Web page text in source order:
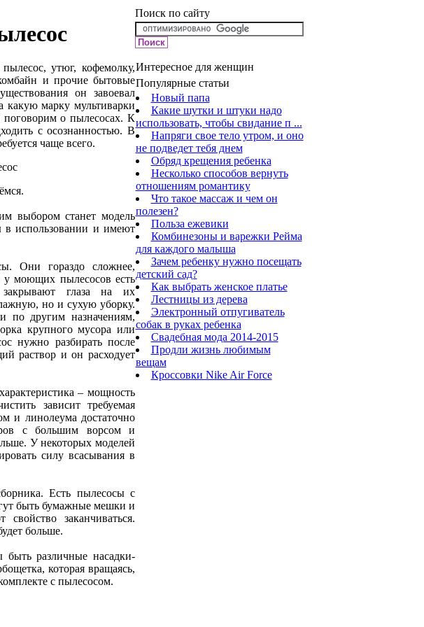
утюг, кофемолку,
и прочие бытовые
он завоевал
какую марку мультиварки
о пылесосах. К
с осознанностью. В
чаще всего.
выбором станет модель
в использовании и имеют
Они гораздо сложнее,
у моющих пылесосов есть
глаза на их
но и сухую уборку.
по другим назначениям,
крупного мусора или
нужно разбирать после
раствор и он расходует
– мощность
зависит требуемая
и линолеума достаточно
с большим ворсом и
У некоторых моделей
силу всасывания в
Есть пылесосы с
быть бумажные мешки и
заканчиваться.
больше.
быть различные насадки-
которая вращаясь,
с пылесосом.
Поиск по сайту
Интересное для женщин
Популярные статьи
Новый папа
Какие шутки и штуки надо
использовать, чтобы свидание п ...
Напряги свое тело утром, и оно
не подведет тебя днем
Обряд крещения ребенка
Несколько способов вернуть
отношениям романтику
Что такое массаж и чем он
полезен?
Польза ежевики
Комбинезоны и варежки Рейма
для каждого малыша
Зачем ребенку нужно посещать
детский сад?
Как выбрать женское платье
Лестницы из дерева
Электронный отпугиватель
собак в руках ребенка
Свадебная мода 2014-2015
Продли жизнь любимым
вещам
Кроссовки Nike Air Forсe